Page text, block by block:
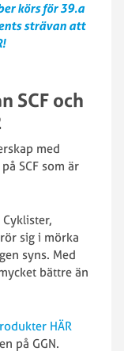
körs för 39.a
strävan att
SCF och
med
SCF som är
sig i mörka
syns. Med
bättre än
HÄR
på GGN.